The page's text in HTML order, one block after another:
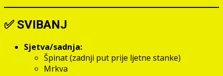
✅ SVIBANJ
Sjetva/sadnja:
Špinat (zadnji put prije ljetne stanke)
Mrkva